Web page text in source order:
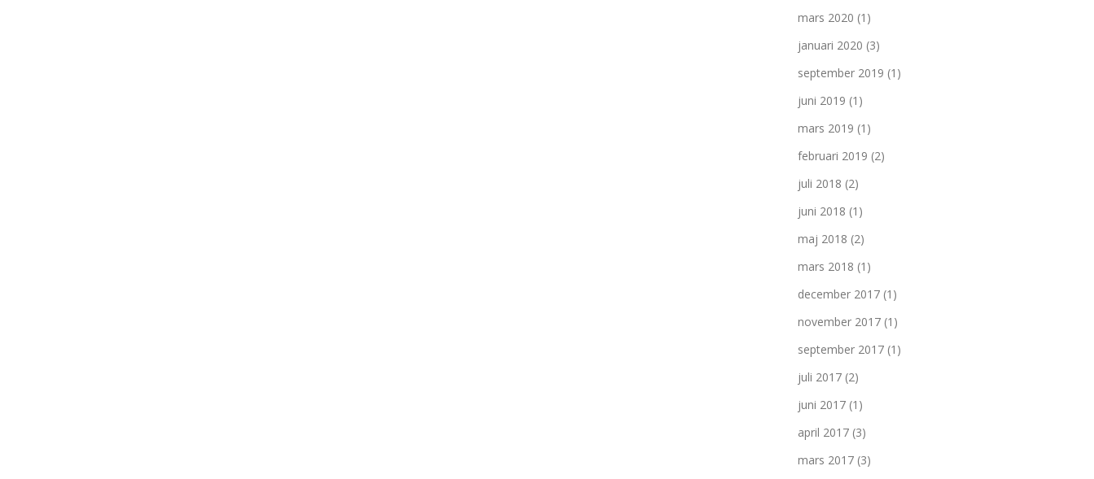
mars 2020 (1)
januari 2020 (3)
september 2019 (1)
juni 2019 (1)
mars 2019 (1)
februari 2019 (2)
juli 2018 (2)
juni 2018 (1)
maj 2018 (2)
mars 2018 (1)
december 2017(1)
november 2017(1)
september 2017(1)
juli 2017(2)
juni 2017(1)
april 2017(3)
mars 2017(3)